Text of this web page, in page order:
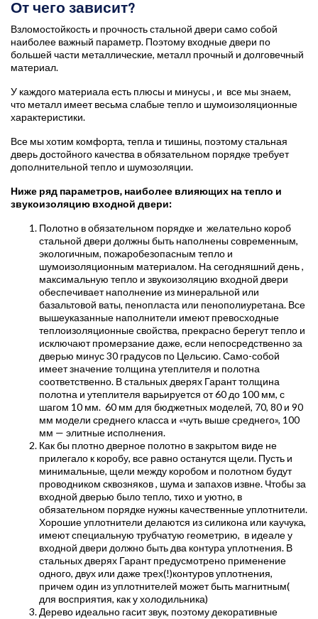
От чего зависит?
Взломостойкость и прочность стальной двери само собой
наиболее важный параметр. Поэтому входные двери по
большей части металлические, металл прочный и долговечный
материал.
У каждого материала есть плюсы и минусы , и все мы знаем,
что металл имеет весьма слабые тепло и шумоизоляционные
характеристики.
Все мы хотим комфорта, тепла и тишины, поэтому стальная
дверь достойного качества в обязательном порядке требует
дополнительной тепло и шумозоляции.
Ниже ряд параметров, наиболее влияющих на тепло и
звукоизоляцию входной двери:
Полотно в обязательном порядке и желательно короб
стальной двери должны быть наполнены современным,
экологичным, пожаробезопасным тепло и
шумоизоляционным материалом. На сегодняшний день ,
максимальную тепло и звукоизоляцию входной двери
обеспечивает наполнение из минеральной или
базальтовой ваты, пенопласта или пенополиуретана. Все
вышеуказанные наполнители имеют превосходные
теплоизоляционные свойства, прекрасно берегут тепло и
исключают промерзание даже, если непосредственно за
дверью минус 30 градусов по Цельсию. Само-собой
имеет значение толщина утеплителя и полотна
соответственно. В стальных дверях Гарант толщина
полотна и утеплителя варьируется от 60 до 100 мм, с
шагом 10 мм. 60 мм для бюджетных моделей, 70, 80 и 90
мм модели среднего класса и «чуть выше среднего», 100
мм — элитные исполнения.
Как бы плотно дверное полотно в закрытом виде не
прилегало к коробу, все равно останутся щели. Пусть и
минимальные, щели между коробом и полотном будут
проводником сквозняков , шума и запахов извне. Чтобы за
входной дверью было тепло, тихо и уютно, в
обязательном порядке нужны качественные уплотнители.
Хорошие уплотнители делаются из силикона или каучука,
имеют специальную трубчатую геометрию, в идеале у
входной двери должно быть два контура уплотнения. В
стальных дверях Гарант предусмотрено применение
одного, двух или даже трех(!)контуров уплотнения,
причем один из уплотнителей может быть магнитным(
для восприятия, как у холодильника)
Дерево идеально гасит звук, поэтому декоративные